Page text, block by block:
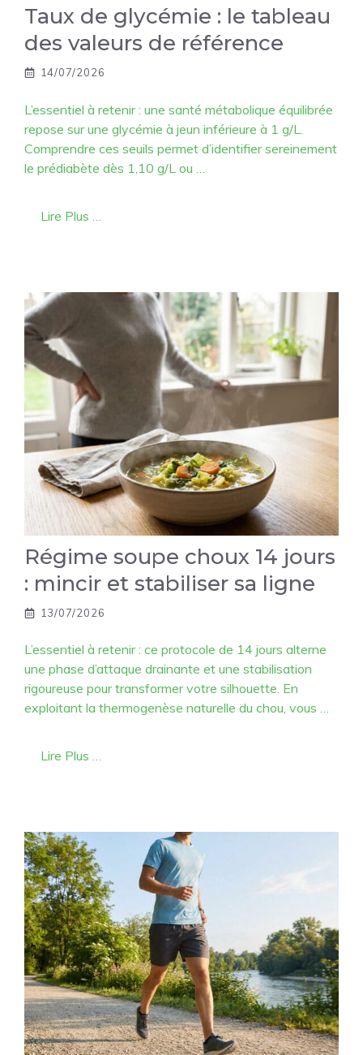
Taux de glycémie : le tableau
des valeurs de référence
14/07/2026
L’essentiel à retenir : une santé métabolique équilibrée
repose sur une glycémie à jeun inférieure à 1 g/L.
Comprendre ces seuils permet d’identifier sereinement
le prédiabète dès 1,10 g/L ou …
Lire Plus …
Régime soupe choux 14 jours
: mincir et stabiliser sa ligne
13/07/2026
L’essentiel à retenir : ce protocole de 14 jours alterne
une phase d’attaque drainante et une stabilisation
rigoureuse pour transformer votre silhouette. En
exploitant la thermogenèse naturelle du chou, vous …
Lire Plus …